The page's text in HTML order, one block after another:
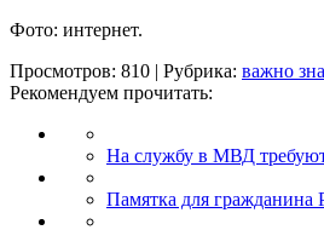
Фото: интернет.
Просмотров: 810 | Рубрика: важно
Рекомендуем прочитать:
На службу в МВД
Памятка для гражданина